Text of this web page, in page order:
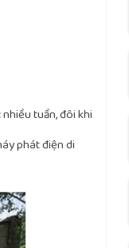
tuần, đôi khi
phát điện di